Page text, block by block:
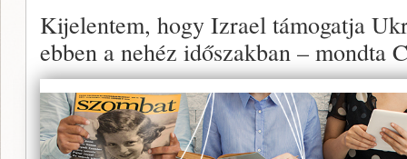
Kijelentem, hogy Izrael támogatja
ebben a nehéz időszakban – mondta